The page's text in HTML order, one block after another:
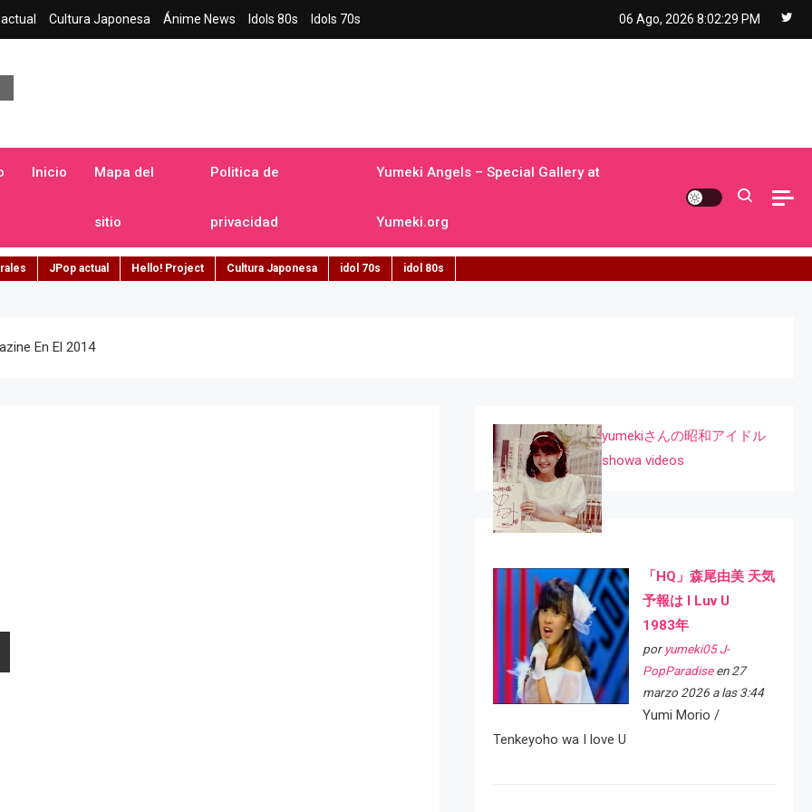
Cultura Japonesa Ánime News Idols 80s Idols 70s 06 Ago, 2026 8:02:30 PM
Inicio Mapa del
sitio
Politica de
privacidad
Yumeki Angels – Special Gallery at
Yumeki.org
JPop actual Hello! Project Cultura Japonesa idol 70s idol 80s
En El 2014
yumekiさんの昭和アイドル
showa videos
「HQ」森尾由美 天気
予報は I Luv U
1983年
por yumeki05 J-
PopParadiseen 27
marzo 2026 a las 3:44
Yumi Morio /
Tenkeyoho wa I love U